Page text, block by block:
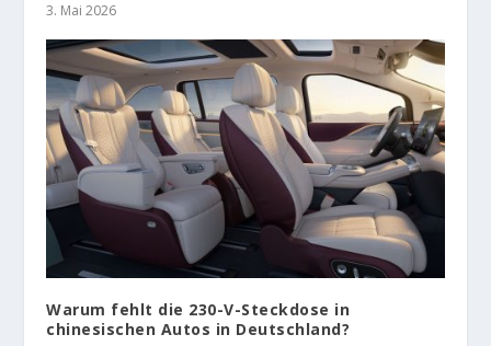
3. Mai 2026
Warum fehlt die 230-V-Steckdose in
chinesischen Autos in Deutschland?